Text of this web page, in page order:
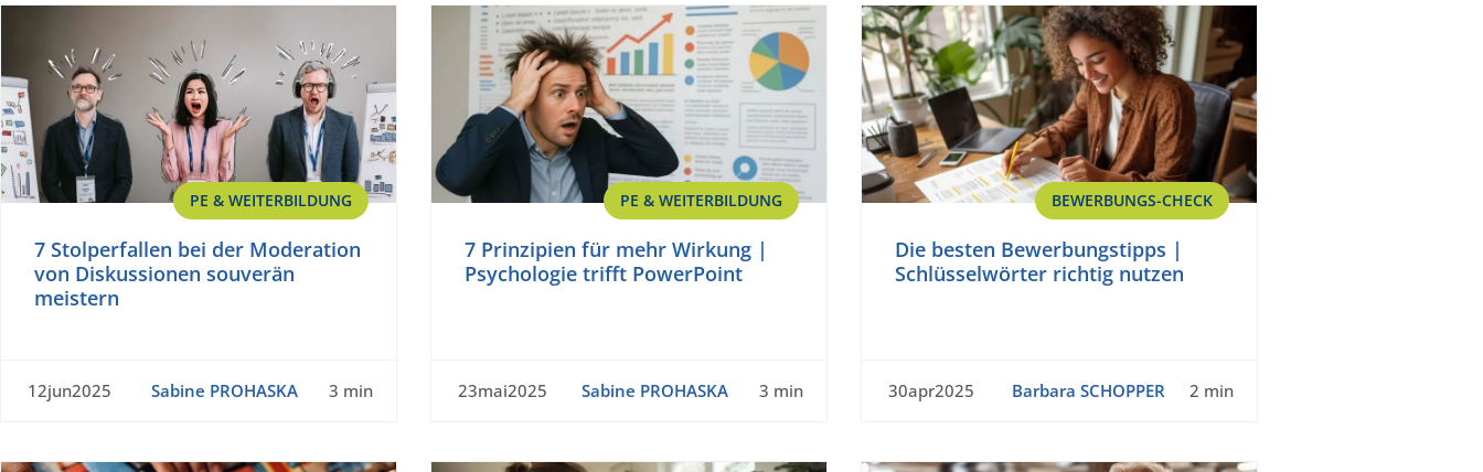
PE & WEITERBILDUNG
7 Stolperfallen bei der Moderation
von Diskussionen souverän
meistern
12jun2025 Sabine PROHASKA 3 min
PE & WEITERBILDUNG
7 Prinzipien für mehr Wirkung |
Psychologie trifft PowerPoint
23mai2025 Sabine PROHASKA 3 min
BEWERBUNGS-CHECK
Die besten Bewerbungstipps |
Schlüsselwörter richtig nutzen
30apr2025 Barbara SCHOPPER 2 min